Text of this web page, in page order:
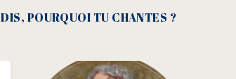
DIS, POURQUOI TU CHANTES ?